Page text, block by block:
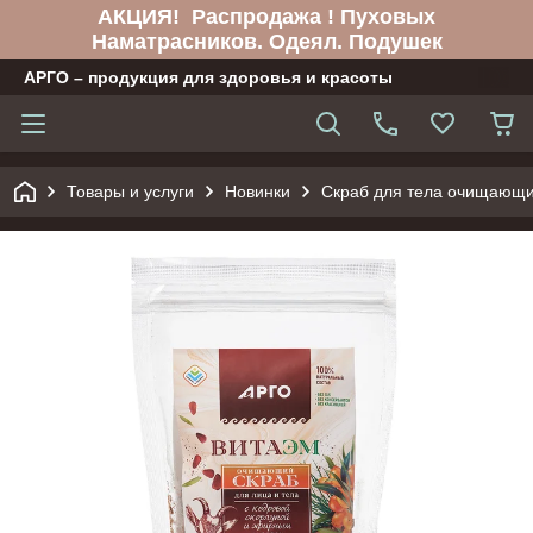
АКЦИЯ! Распродажа ! Пуховых
Наматрасников. Одеял. Подушек
АРГО – продукция для здоровья и красоты
Товары и услуги Новинки Скраб для тела